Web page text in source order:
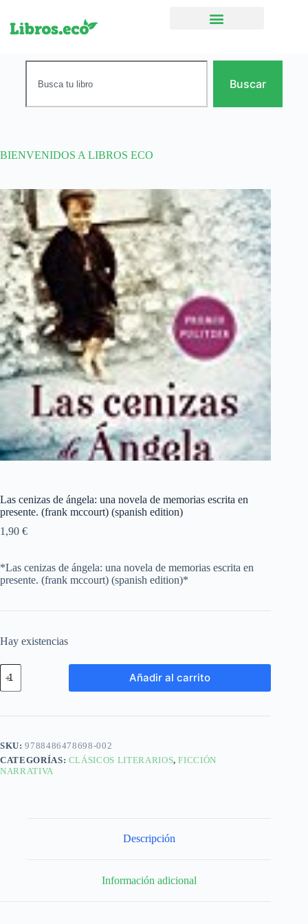
Buscar
BIENVENIDOS A LIBROS ECO
Las cenizas de ángela: una novela de memorias escrita en
presente. (frank mccourt) (spanish edition)
1,90 €
*Las cenizas de ángela: una novela de memorias escrita en
presente. (frank mccourt) (spanish edition)*
Hay existencias
Añadir al carrito
SKU:9788486478698-002
CATEGORÍAS: CLÁSICOS LITERARIOS,FICCIÓN
NARRATIVA
Descripción
Información adicional